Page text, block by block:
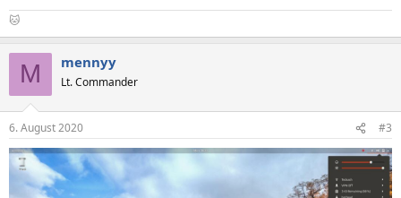
🐱
M mennyy
Lt. Commander
6. August 2020 #3